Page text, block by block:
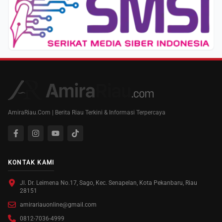
AmiraRiau.Com | Berita Riau Terkini & Informasi Terpercaya
KONTAK KAMI
Jl. Dr. Leimena No.17, Sago, Kec. Senapelan, Kota Pekanbaru, Riau
28151
amirariauonline@gmail.com
0812-7036-4999